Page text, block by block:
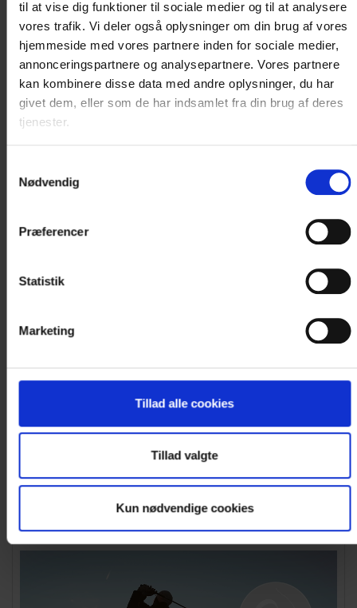
til at vise dig funktioner til sociale medier og til at analysere
vores trafik. Vi deler også oplysninger om din brug af vores
hjemmeside med vores partnere inden for sociale medier,
annonceringspartnere og analysepartnere. Vores partnere
kan kombinere disse data med andre oplysninger, du har
givet dem, eller som de har indsamlet fra din brug af deres
tjenester.
Nødvendig
Præferencer
Statistik
Marketing
Tillad alle cookies
Tillad valgte
Kun nødvendige cookies
Fra DKK 870,- Se ophold
Pris pr. person
Golf Tour - Vælg frit mellem 58 golfbaner
Pris pr. person